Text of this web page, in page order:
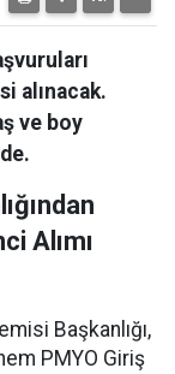
alınacak.
ve boy
Alımı
Başkanlığı,
PMYO Giriş